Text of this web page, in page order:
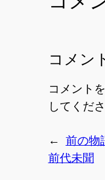
コメン
コメント
してくださ
←
前の物
前代未聞